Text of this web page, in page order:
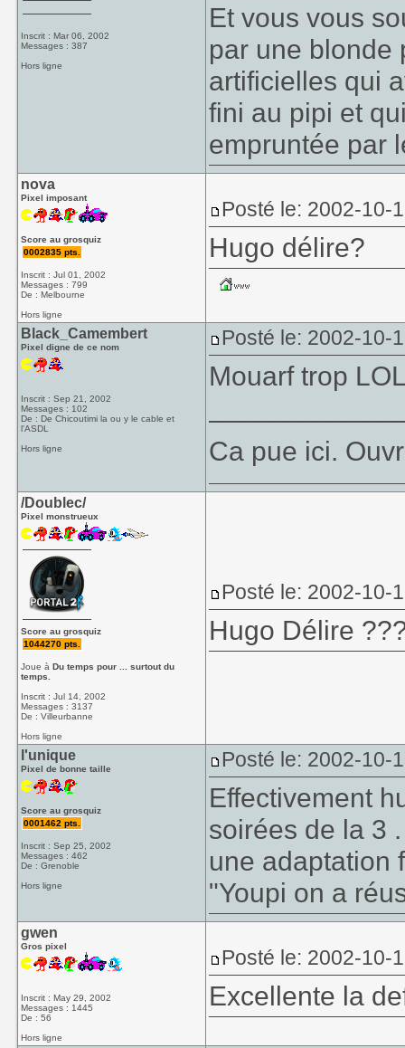
Inscrit : Mar 06, 2002
Messages : 387
Hors ligne
Et vous vous
par une blonde
artificielles qui
fini au pipi et
empruntée par
nova
Pixel imposant
Score au grosquiz
0002835 pts.
Inscrit : Jul 01, 2002
Messages : 799
De : Melbourne
Hors ligne
Posté le: 2002-10-
Hugo délire?
Black_Camembert
Pixel digne de ce nom
Inscrit : Sep 21, 2002
Messages : 102
De : De Chicoutimi la ou y le cable et
l'ASDL
Hors ligne
Posté le: 2002-10-
Mouarf trop
Ca pue ici.
/Doublec/
Pixel monstrueux
Score au grosquiz
1044270 pts.
Joue àDu temps pour ... surtout du
temps.
Inscrit : Jul 14, 2002
Messages : 3137
De : Villeurbanne
Hors ligne
Posté le: 2002-10-
Hugo Délire
l'unique
Pixel de bonne taille
Score au grosquiz
0001462 pts.
Inscrit : Sep 25, 2002
Messages : 462
De : Grenoble
Hors ligne
Posté le: 2002-10-
Effectivement
soirées de la 3
une adaptation
"Youpi on a
gwen
Gros pixel
Inscrit : May 29, 2002
Messages : 1445
De : 56
Hors ligne
Posté le: 2002-10-
Excellente la